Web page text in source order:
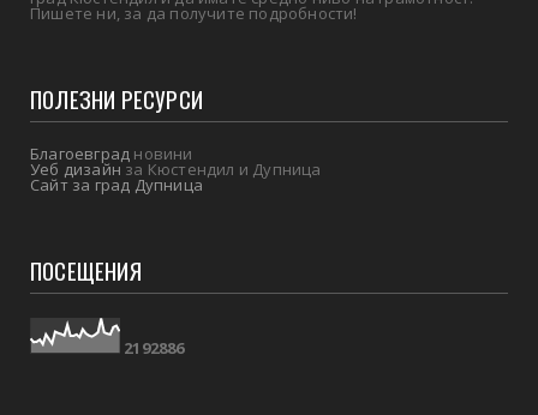
Пишете ни, за да получите подробности!
ПОЛЕЗНИ РЕСУРСИ
Благоевград новини
Уеб дизайнза Кюстендил и Дупница
Сайт за град Дупница
ПОСЕЩЕНИЯ
21 92886